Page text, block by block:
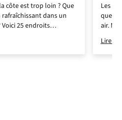
côte est trop loin ? Que
dans un
25 endroits
Les
que
air.
Nous
UPF,
Lire la